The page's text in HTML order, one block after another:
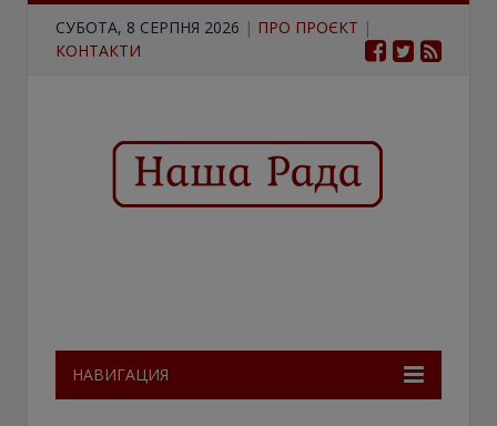
СУБОТА, 8 СЕРПНЯ 2026 | ПРО ПРОЄКТ |
КОНТАКТИ
НАВИГАЦИЯ